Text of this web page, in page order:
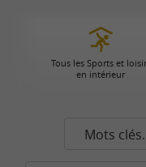
Tous les Sports et
en intérieur
Mots